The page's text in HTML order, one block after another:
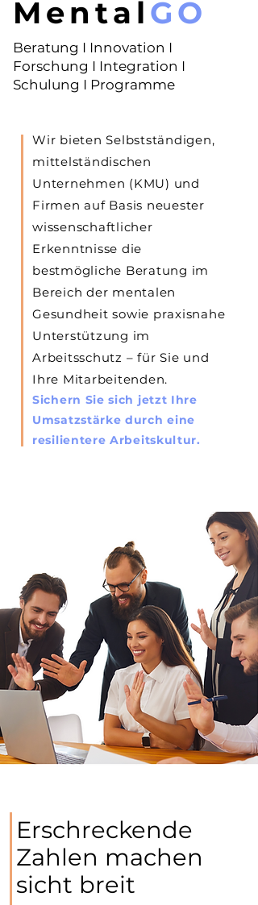
Mental GO
Beratung I Innovation I
Forschung I Integration I
Schulung I Programme
Wir bieten Selbstständigen,
mittelständischen
Unternehmen (KMU) und
Firmen auf Basis neuester
wissenschaftlicher
Erkenntnisse die
bestmögliche Beratung im
Bereich der mentalen
Gesundheit sowie praxisnahe
Unterstützung im
Arbeitsschutz – für Sie und
Ihre Mitarbeitenden.
Sichern Sie sich jetzt Ihre
Umsatzstärke durch eine
resilientere Arbeitskultur.
Erschreckende
Zahlen machen
sicht breit